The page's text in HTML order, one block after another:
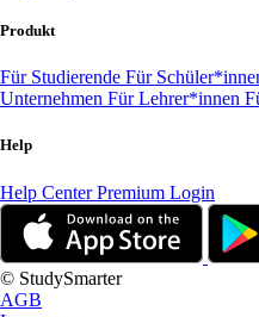
Produkt
Für Studierende Für
Unternehmen Für Lehrer*innen
Help
Help CenterPremium Login
© StudySmarter
AGB